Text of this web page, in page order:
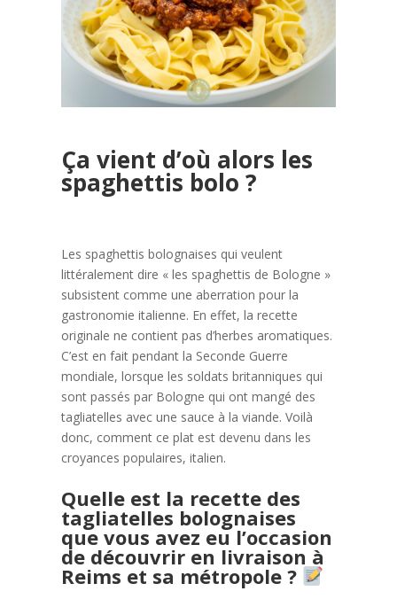
Ça vient d’où alors les
spaghettis bolo ?
Les spaghettis bolognaises qui veulent
littéralement dire « les spaghettis de Bologne »
subsistent comme une aberration pour la
gastronomie italienne. En effet, la recette
originale ne contient pas d’herbes aromatiques.
C’est en fait pendant la Seconde Guerre
mondiale, lorsque les soldats britanniques qui
sont passés par Bologne qui ont mangé des
tagliatelles avec une sauce à la viande. Voilà
donc, comment ce plat est devenu dans les
croyances populaires, italien.
Quelle est la recette des
tagliatelles bolognaises
que vous avez eu l’occasion
de découvrir en livraison à
Reims et sa métropole ?